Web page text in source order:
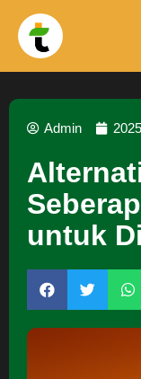
Admin
untuk